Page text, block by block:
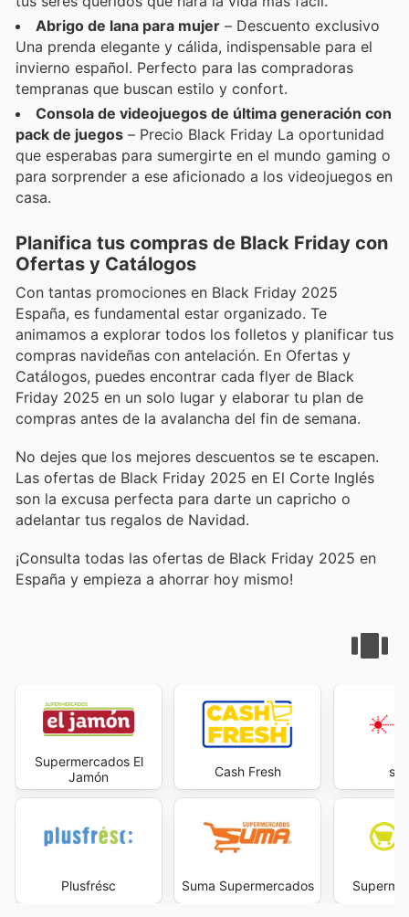
Abrigo de lana para mujer – Descuento exclusivo
Una prenda elegante y cálida, indispensable para el
invierno español. Perfecto para las compradoras
tempranas que buscan estilo y confort.
Consola de videojuegos de última generación con
pack de juegos – Precio Black Friday La oportunidad
que esperabas para sumergirte en el mundo gaming o
para sorprender a ese aficionado a los videojuegos en
casa.
Planifica tus compras de Black Friday con
Ofertas y Catálogos
Con tantas promociones en Black Friday 2025
España, es fundamental estar organizado. Te
animamos a explorar todos los folletos y planificar tus
compras navideñas con antelación. En Ofertas y
Catálogos, puedes encontrar cada flyer de Black
Friday 2025 en un solo lugar y elaborar tu plan de
compras antes de la avalancha del fin de semana.
No dejes que los mejores descuentos se te escapen.
Las ofertas de Black Friday 2025 en El Corte Inglés
son la excusa perfecta para darte un capricho o
adelantar tus regalos de Navidad.
¡Consulta todas las ofertas de Black Friday 2025 en
España y empieza a ahorrar hoy mismo!
Supermercados El
Jamón
Plusfrésc
Cash Fresh
Suma Supermercados